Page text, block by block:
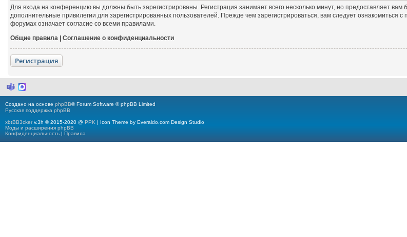
Для входа на конференцию вы должны быть зарегистрированы. Регистрация занимает всего несколько минут, но предоставляет
дополнительные привилегии для зарегистрированных пользователей. Прежде чем зарегистрироваться, вам следует
форумах означает согласие со всеми правилами.
Общие правила | Соглашение о конфиденциальности
Регистрация
M
r
o
o
f
t
M
Создано на основе phpBB® Forum Software © phpBB Limited
Русская поддержка phpBB
xbtBB3ckerv.3h © 2015-2020 @ PPK | Icon Theme by Everaldo.com Design Studio
Моды и расширения phpBB
Конфиденциальность | Правила